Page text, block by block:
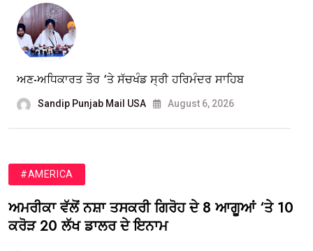
ਅਣ-ਅਧਿਕਾਰਤ ਤੌਰ ‘ਤੇ ਸੱਚਖੰਡ ਸ੍ਰੀ ਹਰਿਮੰਦਰ ਸਾਹਿਬ
Sandip Punjab Mail USA August 6, 2026
#AMERICA
ਅਮਰੀਕਾ ਵੱਲੋਂ ਨਸ਼ਾ ਤਸਕਰੀ ਗਿਰੋਹ ਦੇ 8 ਆਗੂਆਂ ‘ਤੇ 10
ਕਰੋੜ 20 ਲੱਖ ਡਾਲਰ ਦੇ ਇਨਾਮ